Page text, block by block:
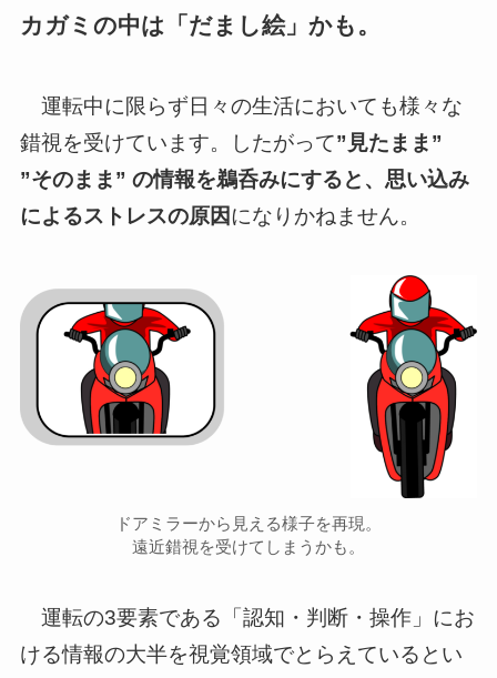
カガミの中は「だまし絵」かも。
運転中に限らず日々の生活においても様々な
錯視を受けています。したがって”見たまま”
”そのまま” の情報を鵜呑みにすると、思い込み
によるストレスの原因になりかねません。
ドアミラーから見える様子を再現。
遠近錯視を受けてしまうかも。
運転の3要素である「認知・判断・操作」にお
ける情報の大半を視覚領域でとらえているとい